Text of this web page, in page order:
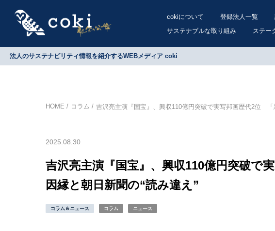
cokiについて 登録法人一覧
サステナブルな取り組み
ステー
法人のサステナビリティ情報を紹介するWEBメディア coki
HOME コラム 吉沢亮主演『国宝』、興収110億円突破で実写邦画歴代2位 「
2025.08.30
吉沢亮主演『国宝』、興収110億円突破で
因縁と朝日新聞の“読み違え”
コラム＆ニュース コラム ニュース